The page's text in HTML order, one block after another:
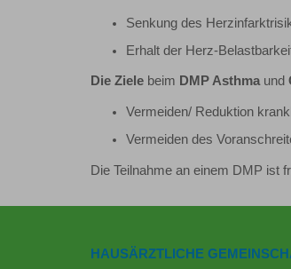
Senkung des
Erhalt der Herz-
Die Ziele beim DMP Asthmaund
Vermeiden/ Reduktion
Vermeiden des
Die Teilnahme an einem DMP ist
HAUSÄRZTLICHE